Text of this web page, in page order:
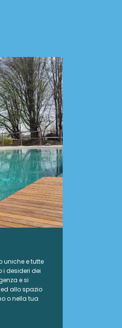
uniche e tutte
i desideri dei
e si
allo spazio
o nella tua